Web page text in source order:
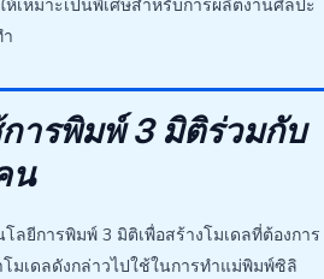
เหมาะเป็นพิเศษสำหรับการผลิตงานศิลปะ
ารพิมพ์ 3 มิติร่วมกับ
น
ลยีการพิมพ์ 3 มิติเพื่อสร้างโมเดลที่ต้องการ
มเดลดังกล่าวไปใช้ในการทำแม่พิมพ์ซิลิ